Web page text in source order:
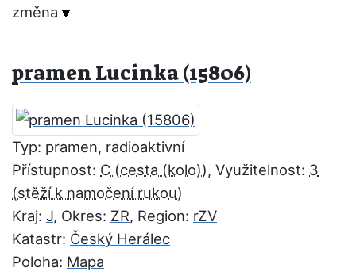
změna
pramen Lucinka (15806)
Typ: pramen, radioaktivní
Přístupnost: C , Využitelnost: 3
Kraj: J, Okres: ZR, Region: rZV
Katastr: Český Herálec
Poloha: Mapa